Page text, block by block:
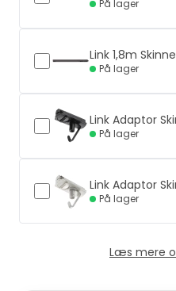
På lager
Link 1,8m
På lager
Link Adaptor
På lager
Link Adaptor
På lager
Læs mere